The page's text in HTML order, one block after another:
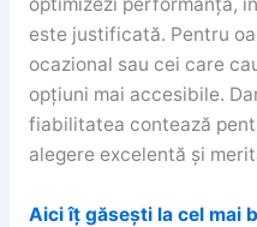
este justificată. Pentru
ocazional sau cei care
opțiuni mai accesibile.
fiabilitatea contează
alegere excelentă și
Aici îț găsești la cel mai